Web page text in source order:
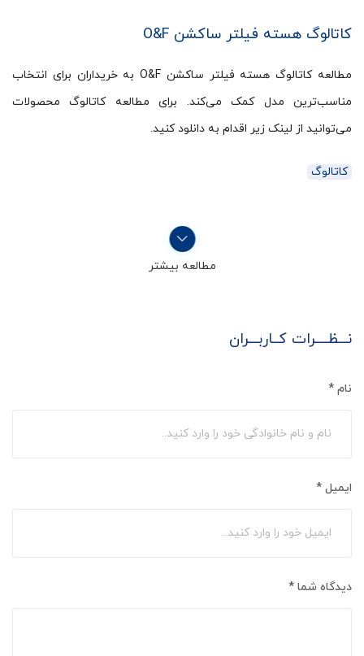
کاتالوگ هسته فیلتر ساکشن O&F
مطالعه کاتالوگ هسته فیلتر ساکشن O&F به خریداران برای انتخاب
مناسب‌ترین مدل کمک می‌کند. برای مطالعه کاتالوگ محصولات
می‌توانید از لینک زیر اقدام به دانلود کنید.
کاتالوگ
مطالعه بیشتر
نـــظــــرات کــاربـــران
نام *
ایمیل *
دیدگاه شما *